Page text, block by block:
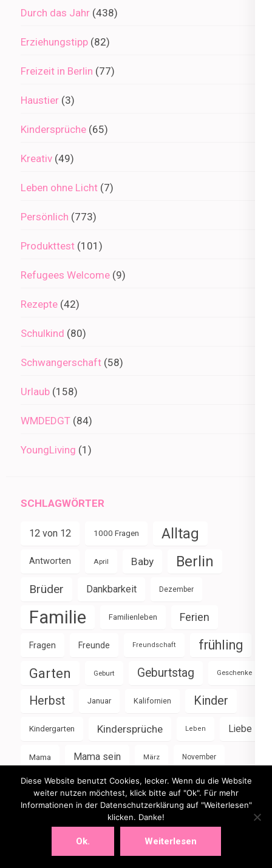
Durch das Jahr (438)
Erziehungstipp (82)
Freizeit in Berlin (77)
Haustier (3)
Kindersprüche (65)
Kreativ (49)
Leben ohne Licht (7)
Persönlich (773)
Produkttest (101)
Refugees Welcome (9)
Rezepte (42)
Schulkind (80)
Schwangerschaft (58)
Urlaub (158)
WMDEDGT (84)
YoungLiving (1)
SCHLAGWÖRTER
12 von 12 1000 Fragen Alltag
Antworten April Baby Berlin
Brüder Dankbarkeit Dezember
Familie Familienleben Ferien
Fragen Freunde Freundschaft frühling
Garten Geburt Geburtstag Geschenke
Herbst Januar Kalifornien Kinder
Kindergarten Kindersprüche Leben Liebe
Mama Mama sein März November
Oktober Schule Schulkind Schwangerschaft
Sommer Sommerferien
Urlaub Weihnachten
Diese Website benutzt Cookies, lecker. Wenn du die Website
weiter nutzen möchtest, klick bitte auf "Ok". Für mehr
Informationen in der Datenschutzerklärung auf "Weiterlesen"
klicken. Danke!
Ok. Weiterlesen